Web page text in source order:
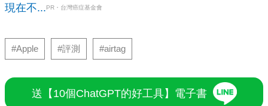
現在不...PR・台灣癌症基金會
#Apple #評測 #airtag
送【10個ChatGPT的好工具】電子書